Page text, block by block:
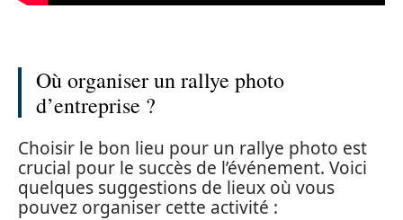
Où organiser un rallye photo
d’entreprise ?
Choisir le bon lieu pour un rallye photo est
crucial pour le succès de l’événement. Voici
quelques suggestions de lieux où vous
pouvez organiser cette activité :